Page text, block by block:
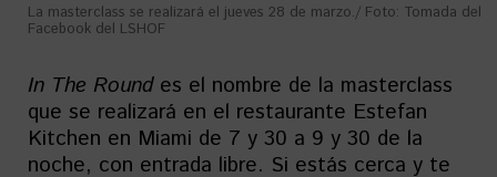
La masterclass se realizará el jueves 28 de marzo./ Foto: Tomada del
Facebook del LSHOF
In The Roundes el nombre de la masterclass
que se realizará en el restaurante Estefan
Kitchen en Miami de 7 y 30 a 9 y 30 de la
noche, con entrada libre. Si estás cerca y te